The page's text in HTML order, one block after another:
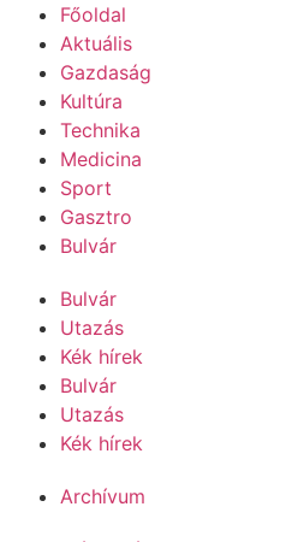
Főoldal
Aktuális
Gazdaság
Kultúra
Technika
Medicina
Sport
Gasztro
Bulvár
Bulvár
Utazás
Kék hírek
Bulvár
Utazás
Kék hírek
Archívum